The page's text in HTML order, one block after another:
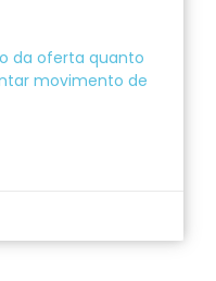
da oferta quanto
movimento de